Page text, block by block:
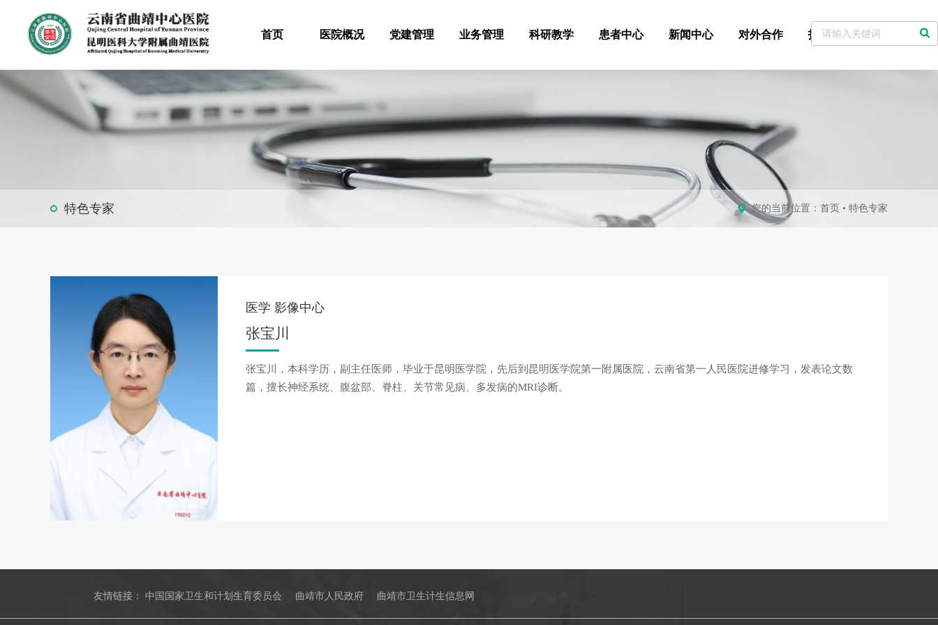
首页 医院概况 党建管理 业务管理 科研教学 患者中心 新闻中心 对外合作 招标采购 党委书记信箱
特色专家 您的当前位置： 首页 • 特色专家
医学 影像中心
张宝川
张宝川，本科学历，副主任医师，毕业于昆明医学院，先后到昆明医学院第一附属医院，云南省第一人民医院进修学习，发表论文数
篇，擅长神经系统、腹盆部、脊柱、关节常见病、多发病的MRI诊断。
友情链接：中国国家卫生和计划生育委员会 曲靖市人民政府 曲靖市卫生计生信息网